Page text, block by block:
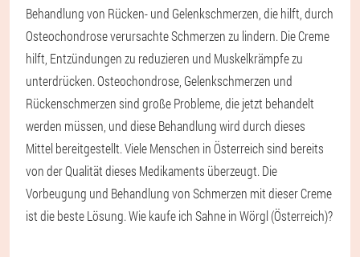
Behandlung von Rücken- und Gelenkschmerzen, die hilft, durch
Osteochondrose verursachte Schmerzen zu lindern. Die Creme
hilft, Entzündungen zu reduzieren und Muskelkrämpfe zu
unterdrücken. Osteochondrose, Gelenkschmerzen und
Rückenschmerzen sind große Probleme, die jetzt behandelt
werden müssen, und diese Behandlung wird durch dieses
Mittel bereitgestellt. Viele Menschen in Österreich sind bereits
von der Qualität dieses Medikaments überzeugt. Die
Vorbeugung und Behandlung von Schmerzen mit dieser Creme
ist die beste Lösung. Wie kaufe ich Sahne in Wörgl (Österreich)?